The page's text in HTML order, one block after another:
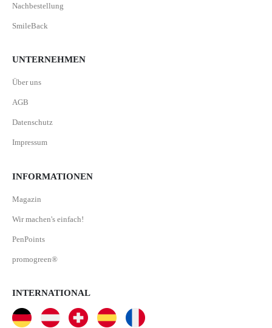
Nachbestellung
SmileBack
UNTERNEHMEN
Über uns
AGB
Datenschutz
Impressum
INFORMATIONEN
Magazin
Wir machen's einfach!
PenPoints
promogreen®
INTERNATIONAL